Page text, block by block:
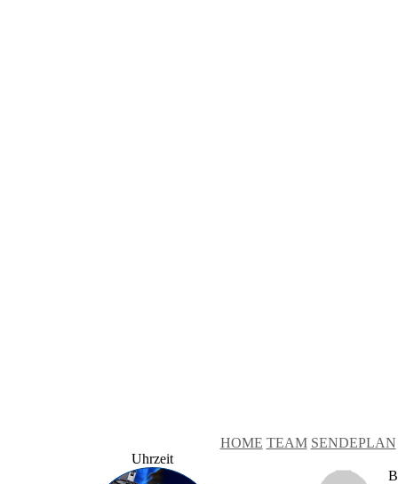
HOME TEAM SENDEPLAN
Uhrzeit